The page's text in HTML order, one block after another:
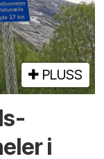
PLUSS
i